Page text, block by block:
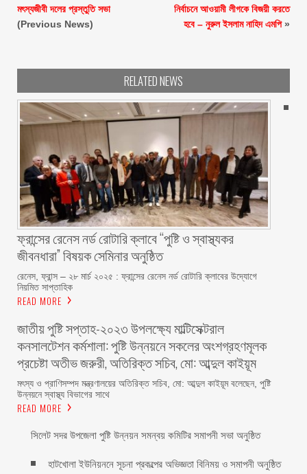
মৎস্যজীবী দলের প্রস্তুতি সভা
(Previous News)
নির্বাচনে আওয়ামী লীগকে বিজয়ী করতে
হবে – নুরুল ইসলাম নাহিদ এমপি»
RELATED NEWS
ফ্রান্সের রেনেস নর্ড রোটারি ক্লাবে “পুষ্টি ও স্বাস্থ্যকর
জীবনধারা” বিষয়ক সেমিনার অনুষ্ঠিত
রেনেস, ফ্রান্স – ২৮ মার্চ ২০২৫ : ফ্রান্সের রেনেস নর্ড রোটারি ক্লাবের উদ্যোগে
নিয়মিত সাপ্তাহিক
READ MORE
জাতীয় পুষ্টি সপ্তাহ-২০২৩ উপলক্ষ্যে মাল্টিসেক্টরাল
কনসালটেশন কর্মশালা: পুষ্টি উন্নয়নে সকলের অংশগ্রহণমূলক
প্রচেষ্টা অতীভ জরুরী, অতিরিক্ত সচিব, মো: আব্দুল কাইয়ূম
মৎস্য ও প্রাণিসম্পদ মন্ত্রণালয়ের অতিরিক্ত সচিব, মো: আব্দুল কাইয়ূম বলেছেন, পুষ্টি
উন্নয়নে স্বাস্থ্য বিভাগের সাথে
READ MORE
সিলেট সদর উপজেলা পুষ্টি উন্নয়ন সমন্বয় কমিটির সমাপনী সভা অনুষ্ঠিত
হাটখোলা ইউনিয়ননে সূচনা প্রকল্পের অভিজ্ঞতা বিনিময় ও সমাপনী অনুষ্ঠিত